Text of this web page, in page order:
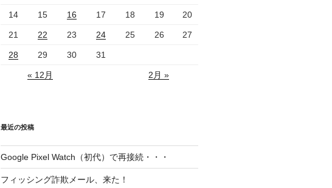
14 15 16 17 18 19 20
21 22 23 24 25 26 27
28 29 30 31
« 12月 2月 »
最近の投稿
Google Pixel Watch（初代）で再接続・・・
フィッシング詐欺メール、来た！